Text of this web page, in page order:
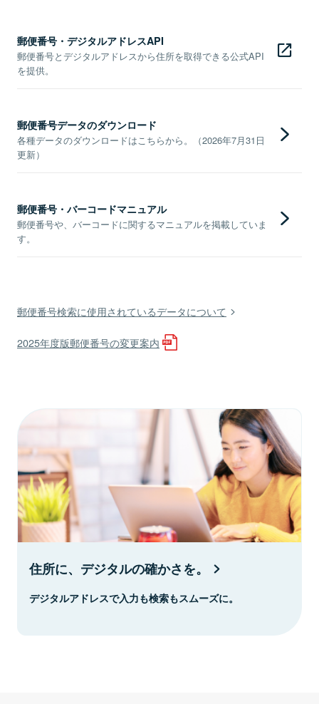
郵便番号・デジタルアドレスAPI
郵便番号とデジタルアドレスから住所を取得できる公式API
を提供。
郵便番号データのダウンロード
各種データのダウンロードはこちらから。（2026年7月31日
更新）
郵便番号・バーコードマニュアル
郵便番号や、バーコードに関するマニュアルを掲載していま
す。
郵便番号検索に使用されているデータについて
2025年度版郵便番号の変更案内
住所に、デジタルの確かさを。
デジタルアドレスで入力も検索もスムーズに。